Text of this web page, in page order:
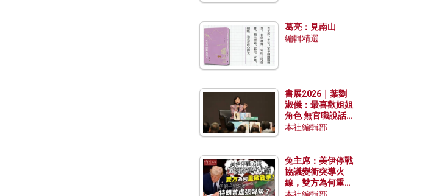
葛亮：見南山
編輯精選
書展2026｜葉劉
淑儀：最喜歡姐姐
角色 無官職說話
包袱少
本社編輯部
兔主席：美伊停戰
協議變衝突導火
線，雙方為何重啟
戰爭？伊朗一早洞